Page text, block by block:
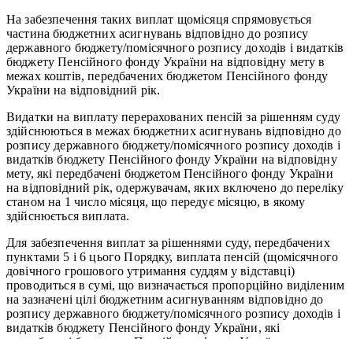
На забезпечення таких виплат щомісяця спрямовується
частина бюджетних асигнувань відповідно до розпису
державного бюджету/помісячного розпису доходів і видатків
бюджету Пенсійного фонду України на відповідну мету в
межах коштів, передбачених бюджетом Пенсійного фонду
України на відповідний рік.
Видатки на виплату перерахованих пенсій за рішенням суду
здійснюються в межах бюджетних асигнувань відповідно до
розпису державного бюджету/помісячного розпису доходів і
видатків бюджету Пенсійного фонду України на відповідну
мету, які передбачені бюджетом Пенсійного фонду України
на відповідний рік, одержувачам, яких включено до переліку
станом на 1 число місяця, що передує місяцю, в якому
здійснюється виплата.
Для забезпечення виплат за рішеннями суду, передбачених
пунктами 5 і 6 цього Порядку, виплата пенсій (щомісячного
довічного грошового утримання суддям у відставці)
проводиться в сумі, що визначається пропорційно виділеним
на зазначені цілі бюджетним асигнуванням відповідно до
розпису державного бюджету/помісячного розпису доходів і
видатків бюджету Пенсійного фонду України, які